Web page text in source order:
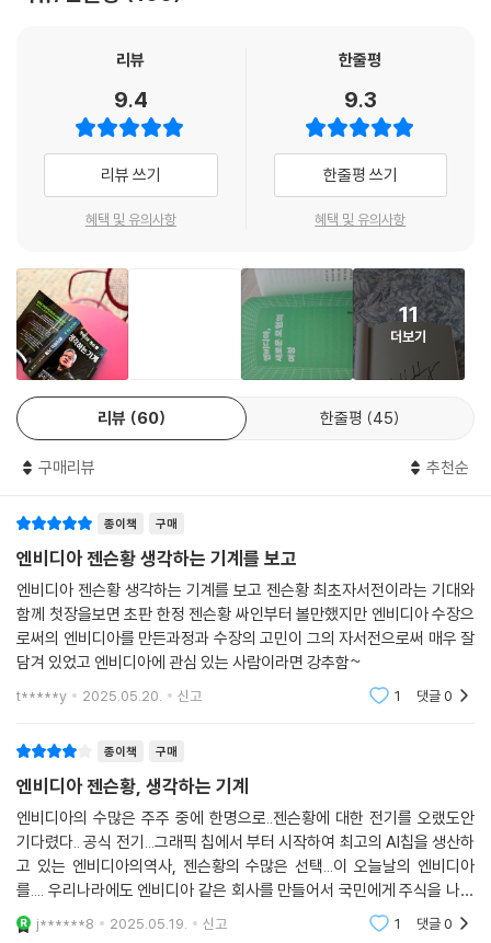
그런 컴퓨터를 개발하는 비용은 컸기 때문에 많은 투자자들은 그 전략이
사업 전략은 약간 미친 것처럼 보여야 한다는 걸 알고 있었다. 그렇지 않으
면 모두가 따라 하게 되고, 이익은 경쟁 속에 사라진다. 그리고 마침내 하드
웨어 산업이 AI와 만났을 때, 젠슨은 홀로 그 기회를 즐길 수 있었다.
“평범한 CEO는 고객의 말을 들으려 노력하겠지만, 컴퓨팅 분야에서는 그
게 큰 실수예요. 고객들은 뭐가 가능한지조차 몰라요. 무엇이 실현될 수 있
문에 나중에 어려움을 겪었다고 지적하며 덧붙였다. “젠슨은 처음부터 세
계적인 수준의 엔지니어였어요. 그는 무엇이 가능한지 내다볼 수 있었죠.”
--- p.104
데이비드 커크도 젠슨 ‘황의 분노’가 다분히 의도적인 것이라고 믿었다.
“사람들에게 소리를 지르는 것은 그의 동기 부여 전략의 일부였어요.” 데
이비드 커크는 말했다. “겉으로 보기엔 그냥 화가 난 것처럼 보이지만 나는
그게 철저히 계획된 행동이라고 봅니다. 실제로 효과가 있었죠. 사람들을
고 믿었다. “젠슨은 절대 복도에서 어떤 직원 한 사람만 붙잡고 소리를 지
르진 않아요. 그가 사람을 괴롭힐 때는 모두에게 교훈을 주고 싶을 때였습
니다. 그리고 그 교훈은 절대 잊히지 않았어요.”
--- p.187~188
전·현직 엔비디아 직원 100여 명 중 대부분이 젠슨과 관련된 미담을 하나
씩은 가지고 있었다. 앞에서 소개한 수십 명 앞에서 젠슨이 굴욕을 주며 급
았는데 그때 젠슨이 치료비 전액을 사비로 부담하겠다고 제안했다고 말했
다.
--- p.207
그는 눈앞에 놓인 회로로 무엇을 할 수 있는지 파악한 후 예상할 수 있는 한
계까지 전망을 확장해 나갔다. 그리고 그 지점에 도달한 뒤에야 비로소 한
걸음 더 내디뎌 불확실한 직관의 영역으로 나아갔다. 젠슨과 오랜 시간 함
께 한 옌스 호르스트만은 이렇게 말했다. “젠슨이 하는 일은 단순한 집중을
기술 혁명에 버금가는 AI 혁명을 만들어낸 장본인이다. 주지하듯 이 기업
그들이 만들어낸 첫 제품은 심지어 실패했다. 하지만 위기 앞에서 어떻게
든 기회를 찾아냈다. 포기하지 않았고, 기존의 틀을 버리고, 새로운 기회를
스스로 만들어냈다. 그들이 집중한 기술은 누구도 성공을 말하지 않던 분
야였다. 테크기업은 물론, 월스트리트의 벤처투자자들조차 모두 불가능하
다고 한 일이었다. 하지만 그들은 고전을 면치 못하면서도 꿋꿋하게 그리
로칩을 만들어냈다. 그리고 이 성공 신화의 한복판에는 CEO 젠슨 황의 비
전, 실행력, 리더십이 자리하고 있다. 젠슨 황은 교체가 잦은 실리콘밸리 테
크기업의 CEO 중 재임 기간이 가장 긴 33년에 달하고 있다. 신간 《엔비디
아 젠슨 황, 생각하는 기계(원제: The Thinking Machine)》는 끊임없는
자기 학습과 기술적 통찰, 냉철한 비즈니스 감각으로 새로운 세계를 연 그
가 최초로 밝히는 33년간의 분투기이다.
만 여러 기사나 보도자료 등을 통해 알려진 내용을 다시 정리하고, 젠슨 황
과의 인터뷰 역시 단발성으로 진행되어 특정 사건들이 반복적으로 소개된
다. 이에 비해 이 책은 젠슨 황의 공식 요청으로 시작된 프로젝트의 결과물
로, 1,095일, 즉 3년간 젠슨 황의 일거수일투족을 그림자처럼 밀착 취재하
여 온전히 ‘젠슨 황’이라는 한 인물에 집중한다. 엔비디아 본사에서, 데니스
레스토랑에서, GTC 키노트 발표 후 대기실에서, 졸업식 축사를 막 마친
모교의 정원에서 젠슨 황은 가장 솔직하고 담대한 모습을 보여준다. 특히
인 시장 지위를 구축하기까지의 과정을 생생히 보여준다. 젠슨 황의 집요
한 문제 해결 능력과 기술에 대한 집착이 초기 GPU 개발에서부터 쿠다 기
반 AI 플랫폼으로의 대담한 전환, 그리고 DGX 시스템 설계까지 어떠한 과
정을 통해 혁신을 일으켰는지 면밀하게 파헤친다. 이 과정을 함께 따라가
다 보면, 이민자, 왕따, 데니스 레스토랑 웨이터 아르바이트생에서 시가총
액 세계 1위 기업의 CEO가 되기까지 젠슨 황의 강점을 만나게 된다. 그는
비전가이며, 결코 꺾이지 않는 뚝심의 소유자이며, 최고의 실행력을 가진
사람이다. 무엇보다 어떤 상황에서건 새로운 방식을 시도하고 전환하며 미
리뷰
9.4
리뷰 쓰기
혜택 및 유의사항
한줄평
9.3
한줄평 쓰기
혜택 및 유의사항
11
더보기
리뷰 60 한줄평 45
구매리뷰 추천순
종이책 구매
엔비디아 젠슨황 생각하는 기계를 보고
엔비디아 젠슨황 생각하는 기계를 보고 젠슨황 최초자서전이라는 기대와
함께 첫장을보면 초판 한정 젠슨황 싸인부터 볼만했지만 엔비디아 수장으
로써의 엔비디아를 만든과정과 수장의 고민이 그의 자서전으로써 매우 잘
담겨 있었고 엔비디아에 관심 있는 사람이라면 강추함~
t*****y 2025.05.20. 신고 1 댓글0
종이책 구매
엔비디아 젠슨황, 생각하는 기계
엔비디아의 수많은 주주 중에 한명으로..젠슨황에 대한 전기를 오랬도안
기다렸다.. 공식 전기...그래픽 칩에서 부터 시작하여 최고의 AI칩을 생산하
고 있는 엔비디아의역사, 젠슨황의 수많은 선택...이 오늘날의 엔비디아
를.... 우리나라에도 엔비디아 같은 회사를 만들어서 국민에게 주식을 나눠
주자는 사람이 있던데...꼭 이 책을 보시길
j******8 2025.05.19. 신고 1 댓글0